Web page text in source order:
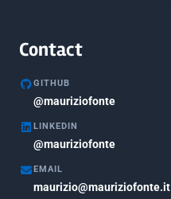
Agosto 2020
Marzo 2018
Febbraio 2018
Marzo 2017
Contact
GITHUB
@mauriziofonte
LINKEDIN
@mauriziofonte
EMAIL
maurizio@mauriziofonte.it